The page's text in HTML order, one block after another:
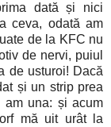
dată și nici
ceva, odată am
de la KFC nu
de nervi, puiul
de usturoi! Dacă
și un strip prea
am una: și acum
mă uit urât la